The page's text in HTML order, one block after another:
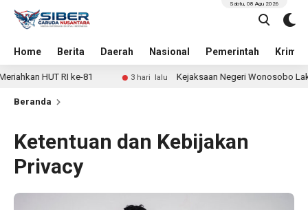
Home Berita Daerah Nasional Pemerintah
Sabtu, 08 Agu 2026
RI ke-81 3 hari lalu Kejaksaan Negeri Wonosobo Lakukan
Beranda
Ketentuan dan Kebijakan
Privacy